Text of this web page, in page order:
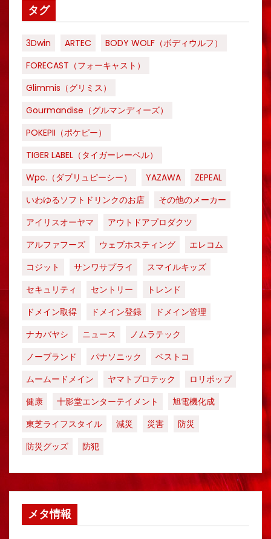
タグ
3Dwin ARTEC
BODY WOLF（ボディウルフ）
FORECAST（フォーキャスト）
Glimmis（グリミス）
Gourmandise（グルマンディーズ）
POKEPII（ポケピー）
TIGER LABEL（タイガーレーベル）
Wpc.（ダブリュピーシー）
YAZAWA
ZEPEAL
いわゆるソフトドリンクのお店
その他のメーカー
アイリスオーヤマ
アウトドアプロダクツ
アルファフーズ
ウェブホスティング
エレコム
コジット
サンワサプライ
スマイルキッズ
セキュリティ
セントリー
トレンド
ドメイン取得
ドメイン登録
ドメイン管理
ナカバヤシ
ニュース
ノムラテック
ノーブランド
パナソニック
ベストコ
ムームードメイン
ヤマトプロテック
ロリポップ
健康
十影堂エンターテイメント
旭電機化成
東芝ライフスタイル
減災 災害
防災
防災グッズ
防犯
メタ情報